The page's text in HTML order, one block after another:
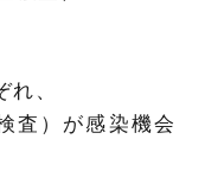
、
査）が感染機会